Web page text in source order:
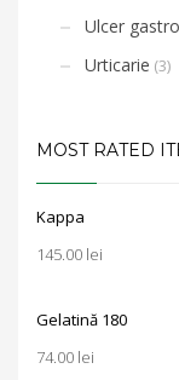
Ulcer
Urticarie (3)
MOST RATED
Kappa
145.00 lei
Gelatină 180
74.00 lei